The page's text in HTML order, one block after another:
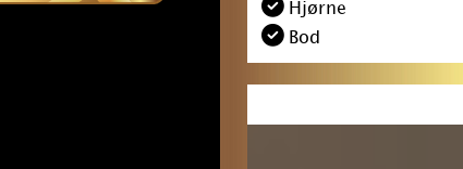
Hjørne
Bod